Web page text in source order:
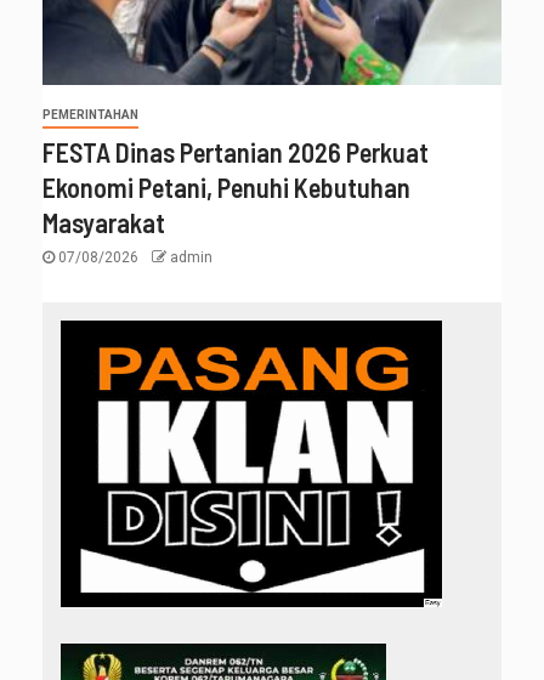
PEMERINTAHAN
FESTA Dinas Pertanian 2026 Perkuat
Ekonomi Petani, Penuhi Kebutuhan
Masyarakat
07/08/2026 admin